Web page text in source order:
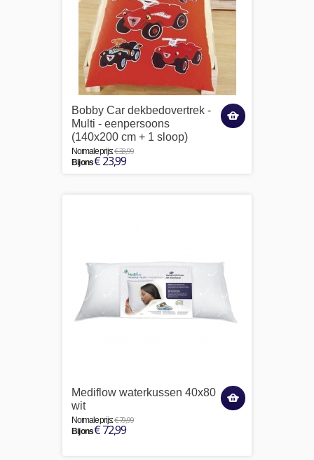
Bobby Car dekbedovertrek -
Multi - eenpersoons
(140x200 cm + 1 sloop)
Normale prijs:€ 33,99
Bij ons€ 23,99
Mediflow waterkussen 40x80
wit
Normale prijs:€ 79,99
Bij ons€ 72,99